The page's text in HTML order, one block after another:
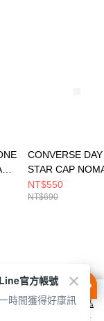
CONVERSE
STAR CAP
KHAKI 男女 休閒
UA5755-X63
NT$550
NT$690
之詳情，及若您不希
，請參閱本網站「
隱私
意本公司得按本網站使
官方帳號
時間獲得好康訊